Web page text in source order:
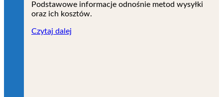
Podstawowe informacje odnośnie metod wysyłki
oraz ich kosztów.
Czytaj dalej